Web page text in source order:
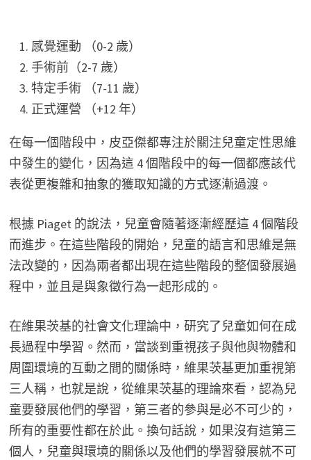
感覺運動 （0-2 歲）
手術前（2-7 歲）
特定手術 （7-11 歲）
正式運營 （+12 年）
在每一個階段中，皮亞傑都專注於關注兒童定性思維
中發生的變化，因為這 4 個階段中的每一個都應該代
表從更複雜和抽象的獲取知識的方式逐漸過渡。
根據 Piaget 的說法，兒童會隨著逐漸經歷這 4 個階段
而進步。在這些階段的開始，兒童的語言和思維是無
法改變的，因為兩者都出現在這些階段的整個發展過
程中，並且是與象徵行為一起形成的。
在維果茨基的社會文化理論中，研究了兒童如何在成
長過程中學習。然而，當談到重視孩子與他與物體和
周圍環境的互動之間的關係時，維果茨基更加重視第
三人稱，也就是說，從維果茨基的理論來看，認為兒
童要發展他們的學習，第三者的參與是必不可少的，
所有的重要性都在於此。換句話說，如果沒有這第三
個人，兒童與環境的關係以及他們的學習發展就不可